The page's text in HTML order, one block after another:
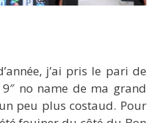
j’ai pris le pari de
no name de ma grand
peu plus costaud. Pour